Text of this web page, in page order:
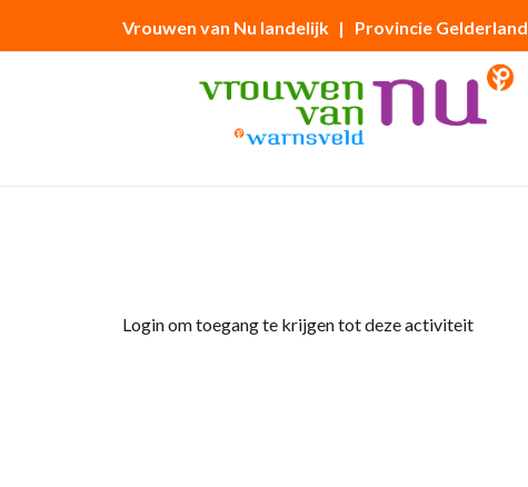
Vrouwen van Nu landelijk | Provincie Gelderland
Login om toegang te krijgen tot deze activiteit